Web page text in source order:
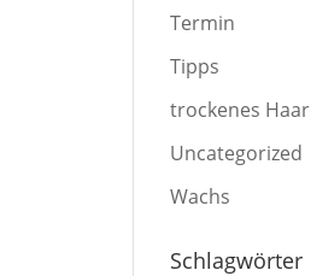
Termin
Tipps
trockenes Haar
Uncategorized
Wachs
Schlagwörter